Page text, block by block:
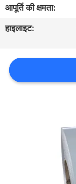
करें
मामलों
आपूर्ति की क्षमता:
हाइलाइट: